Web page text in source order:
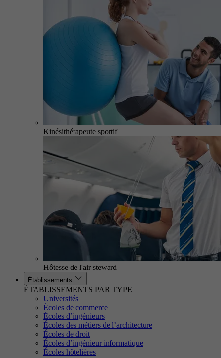
Kinésithérapeute sportif
Hôtesse de l'air steward
Établissements
ÉTABLISSEMENTS PAR TYPE
Universités
Écoles de commerce
Écoles d’ingénieurs
Écoles des métiers de l’architecture
Écoles de droit
Écoles d’ingénieur informatique
Écoles hôtelières